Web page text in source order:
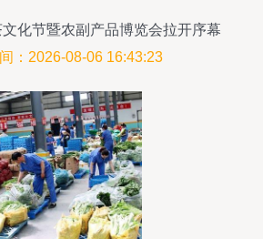
化节暨农副产品博览会拉开序幕
：2026-08-06 16:43:23